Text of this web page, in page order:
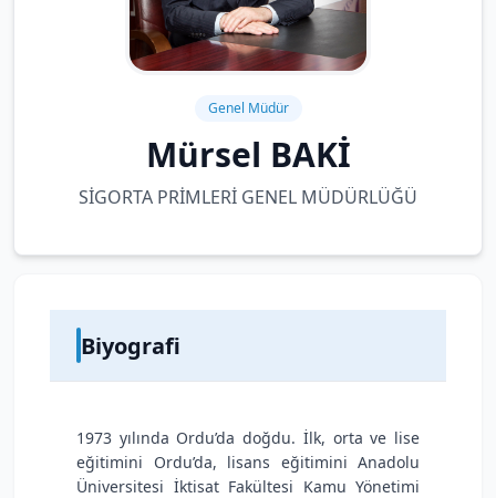
Genel Müdür
Mürsel BAKİ
SİGORTA PRİMLERİ GENEL MÜDÜRLÜĞÜ
Biyografi
1973 yılında Ordu’da doğdu. İlk, orta ve lise
eğitimini Ordu’da, lisans eğitimini Anadolu
Üniversitesi İktisat Fakültesi Kamu Yönetimi